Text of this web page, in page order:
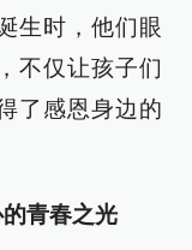
生时，他们眼
不仅让孩子们
了感恩身边的
青春之光